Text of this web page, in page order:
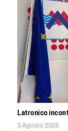
Latronico
5 Agosto 2026